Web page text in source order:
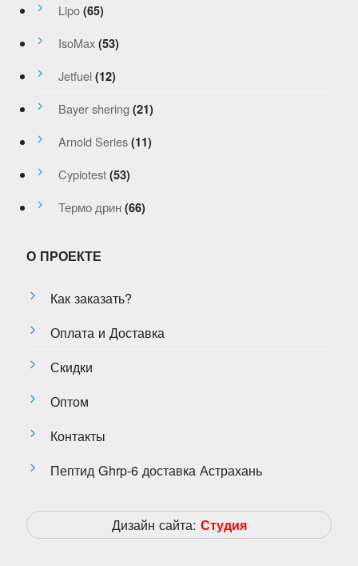
Lipo (65)
IsoMax (53)
Jetfuel (12)
Bayer shering (21)
Arnold Series (11)
Cypiotest (53)
Термо дрин (66)
О ПРОЕКТЕ
Как заказать?
Оплата и Доставка
Скидки
Оптом
Контакты
Пептид Ghrp-6 доставка Астрахань
Дизайн сайта: Студия